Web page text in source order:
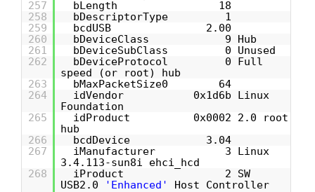
257
bLength 18
258
bDescriptorType 1
259
bcdUSB 2.00
260
bDeviceClass 9 Hub
261
bDeviceSubClass 0 Unused
262
bDeviceProtocol 0 Full
speed (or root) hub
263
bMaxPacketSize0 64
264
idVendor 0x1d6b Linux
Foundation
265
idProduct 0x0002 2.0 root
hub
266
bcdDevice 3.04
267
iManufacturer 3 Linux
3.4.113-sun8i ehci_hcd
268
iProduct 2 SW
USB2.0
'Enhanced'
Host Controller